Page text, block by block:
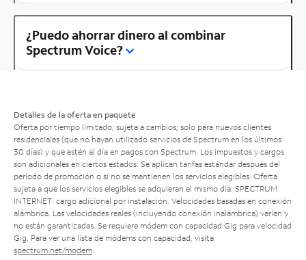
¿Puedo ahorrar dinero al combinar
Spectrum Voice?
Detalles de la oferta en paquete
Oferta por tiempo limitado; sujeta a cambios; solo para nuevos clientes
residenciales (que no hayan utilizado servicios de Spectrum en los últimos
30 días) y que estén al día en pagos con Spectrum. Los impuestos y cargos
son adicionales en ciertos estados. Se aplican tarifas estándar después del
período de promoción o si no se mantienen los servicios elegibles. Oferta
sujeta a que los servicios elegibles se adquieran el mismo día. SPECTRUM
INTERNET: cargo adicional por instalación. Velocidades basadas en conexión
alámbrica. Las velocidades reales (incluyendo conexión inalámbrica) varían y
no están garantizadas. Se requiere módem con capacidad Gig para velocidad
Gig. Para ver una lista de módems con capacidad, visita
spectrum.net/modem